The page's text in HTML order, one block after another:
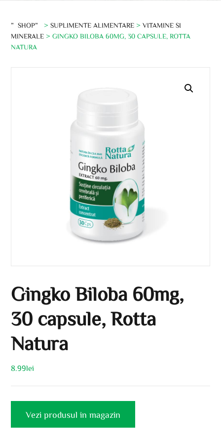
”SHOP” >SUPLIMENTE ALIMENTARE >VITAMINE SI
MINERALE > GINGKO BILOBA 60MG, 30 CAPSULE, ROTTA
NATURA
Gingko Biloba 60mg,
30 capsule, Rotta
Natura
8.99lei
Vezi produsul in magazin